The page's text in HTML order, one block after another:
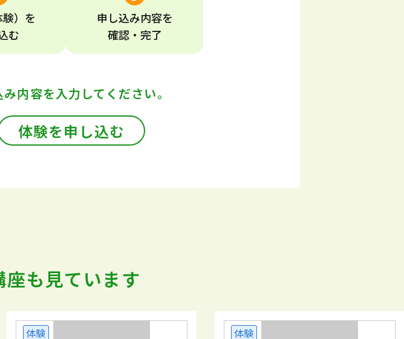
験） を
む
申し込み内容を
確認・完了
内容を入力してください。
体験を申し込む
も見ています
体験 体験